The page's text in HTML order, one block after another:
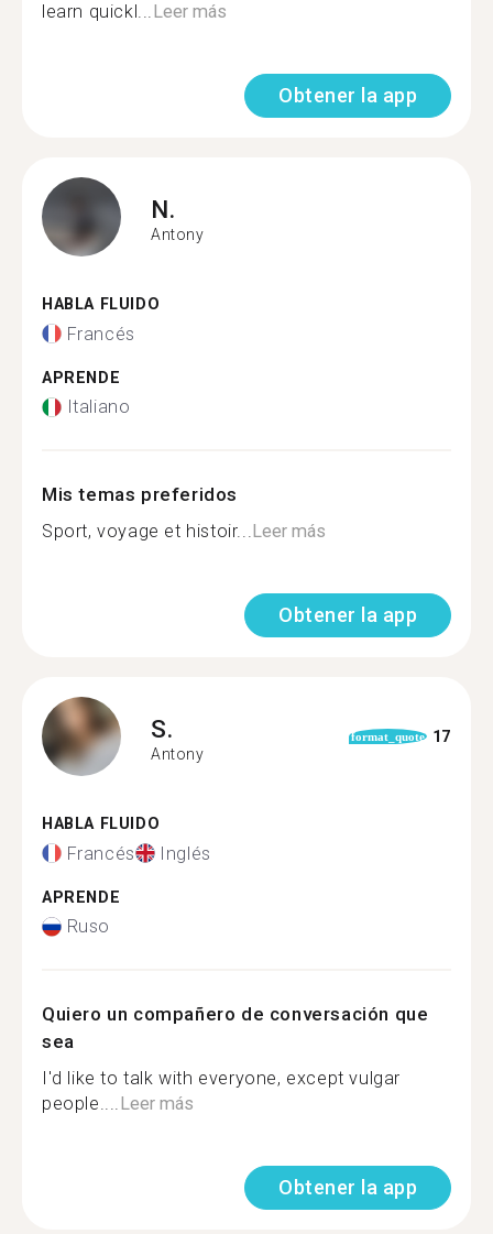
learn quickl...Leer más
Obtener la app
N.
Antony
HABLA FLUIDO
Francés
APRENDE
Italiano
Mis temas preferidos
Sport, voyage et histoir...Leer más
Obtener la app
S.
Antony
format_quote 17
HABLA FLUIDO
Francés Inglés
APRENDE
Ruso
Quiero un compañero de conversación que
sea
I'd like to talk with everyone, except vulgar
people....Leer más
Obtener la app